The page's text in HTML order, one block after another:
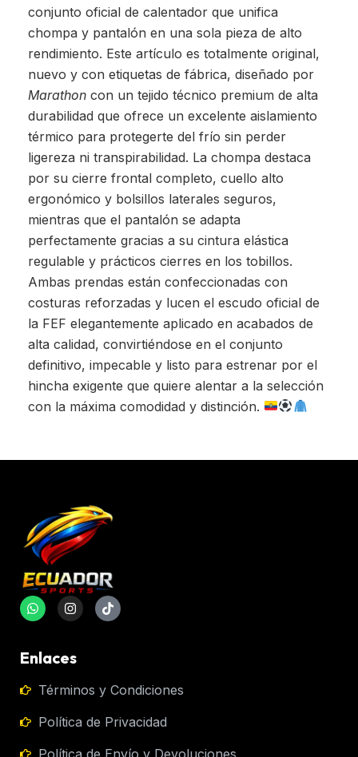
conjunto oficial de calentador que unifica
chompa y pantalón en una sola pieza de alto
rendimiento. Este artículo es totalmente original,
nuevo y con etiquetas de fábrica, diseñado por
Marathon con un tejido técnico premium de alta
durabilidad que ofrece un excelente aislamiento
térmico para protegerte del frío sin perder
ligereza ni transpirabilidad. La chompa destaca
por su cierre frontal completo, cuello alto
ergonómico y bolsillos laterales seguros,
mientras que el pantalón se adapta
perfectamente gracias a su cintura elástica
regulable y prácticos cierres en los tobillos.
Ambas prendas están confeccionadas con
costuras reforzadas y lucen el escudo oficial de
la FEF elegantemente aplicado en acabados de
alta calidad, convirtiéndose en el conjunto
definitivo, impecable y listo para estrenar por el
hincha exigente que quiere alentar a la selección
con la máxima comodidad y distinción.
Enlaces
Términos y Condiciones
Política de Privacidad
Política de Envío y Devoluciones